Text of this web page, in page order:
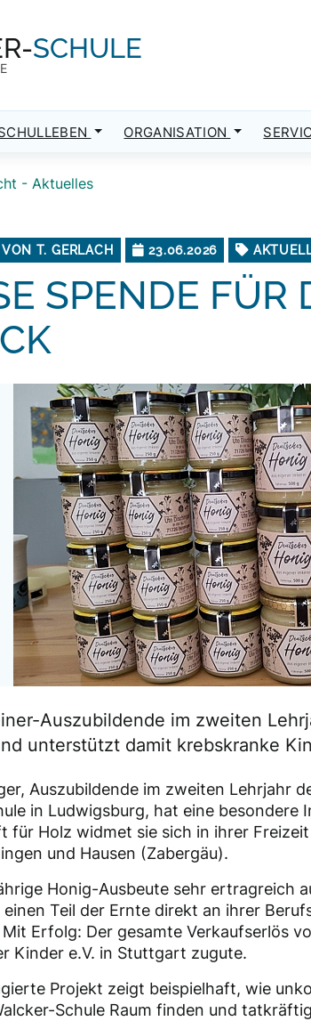
SCHULE
ORGANISATION
- Aktuelles
T. GERLACH 23.06.2026
SPENDE FÜR
Auszubildende im zweiten
unterstützt damit krebskranke
Auszubildende im zweiten Lehrjahr
in Ludwigsburg, hat eine besondere
für Holz widmet sie sich in ihrer
und Hausen (Zabergäu).
Honig-Ausbeute sehr ertragreich
einen Teil der Ernte direkt an ihrer
Erfolg: Der gesamte Verkaufserlös
Kinder e.V. in Stuttgart zugute.
Projekt zeigt beispielhaft, wie
Schule Raum finden und